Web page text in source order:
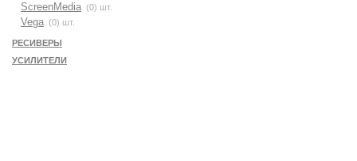
ScreenMedia (0) шт.
Vega (0) шт.
РЕСИВЕРЫ
УСИЛИТЕЛИ